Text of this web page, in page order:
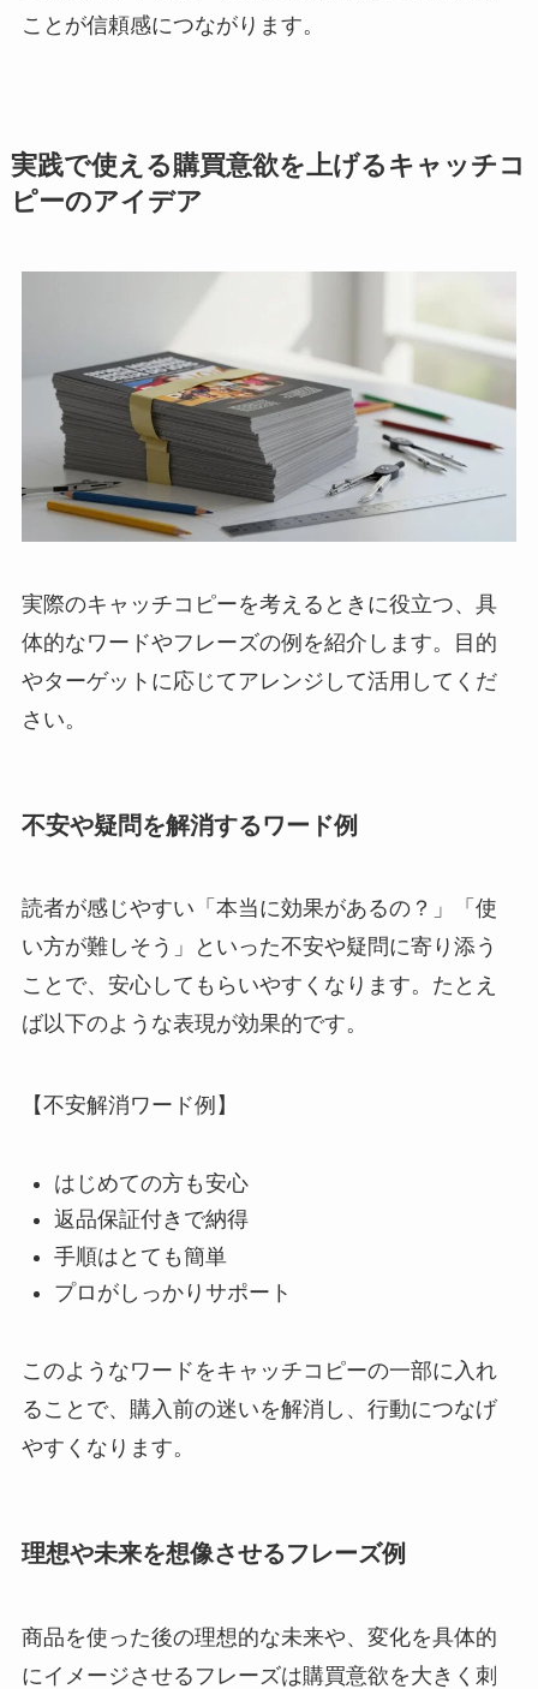
ことが信頼感につながります。
実践で使える購買意欲を上げるキャッチコ
ピーのアイデア
実際のキャッチコピーを考えるときに役立つ、具
体的なワードやフレーズの例を紹介します。目的
やターゲットに応じてアレンジして活用してくだ
さい。
不安や疑問を解消するワード例
読者が感じやすい「本当に効果があるの？」「使
い方が難しそう」といった不安や疑問に寄り添う
ことで、安心してもらいやすくなります。たとえ
ば以下のような表現が効果的です。
【不安解消ワード例】
はじめての方も安心
返品保証付きで納得
手順はとても簡単
プロがしっかりサポート
このようなワードをキャッチコピーの一部に入れ
ることで、購入前の迷いを解消し、行動につなげ
やすくなります。
理想や未来を想像させるフレーズ例
商品を使った後の理想的な未来や、変化を具体的
にイメージさせるフレーズは購買意欲を大きく刺